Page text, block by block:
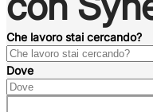
Che lavoro stai cercando?
Dove